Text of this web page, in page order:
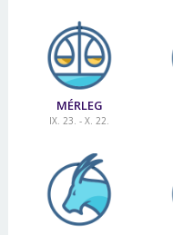
MÉRLEG
IX. 23. - X. 22.